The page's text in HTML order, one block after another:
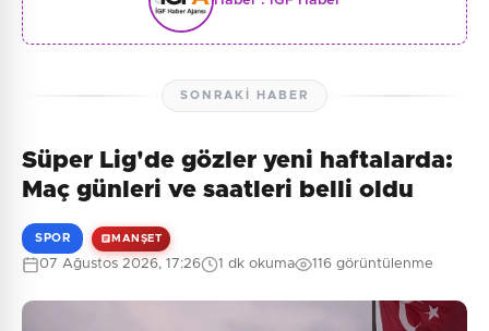
SONRAKI HABER
Süper Lig'de gözler yeni haftalarda:
Maç günleri ve saatleri belli oldu
SPOR MANŞET
07 Ağustos 2026, 17:26 1 dk okuma 116 görüntülenme